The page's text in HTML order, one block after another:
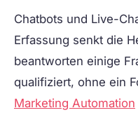
Chatbots und Live-
Erfassung senkt die
beantworten einige
qualifiziert, ohne ein
Marketing Automation